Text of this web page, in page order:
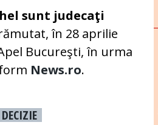
sunt judecaţi
în 28 aprilie
Bucureşti, în urma
News.ro.
DECIZIE